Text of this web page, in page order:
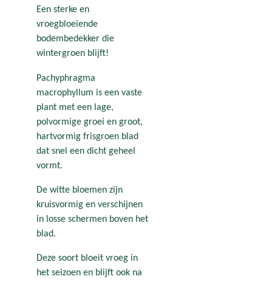
Een sterke en
vroegbloeiende
bodembedekker die
wintergroen blijft!
Pachyphragma
macrophyllum is een vaste
plant met een lage,
polvormige groei en groot,
hartvormig frisgroen blad
dat snel een dicht geheel
vormt.
De witte bloemen zijn
kruisvormig en verschijnen
in losse schermen boven het
blad.
Deze soort bloeit vroeg in
het seizoen en blijft ook na